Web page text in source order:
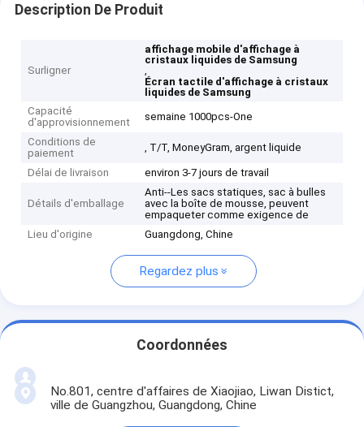
Description De Produit
Surligner
affichage mobile d'affichage à
cristaux liquides de Samsung
,
Écran tactile d'affichage à cristaux
liquides de Samsung
Capacité
d'approvisionnement
semaine 1000pcs-One
Conditions de
paiement
, T/T, MoneyGram, argent liquide
Délai de livraison environ 3-7 jours de travail
Détails d'emballage
Anti--Les sacs statiques, sac à bulles
avec la boîte de mousse, peuvent
empaqueter comme exigence de
Lieu d'origine
Guangdong, Chine
Regardez plus
Coordonnées
No.801, centre d'affaires de Xiaojiao, Liwan Distict,
ville de Guangzhou, Guangdong, Chine